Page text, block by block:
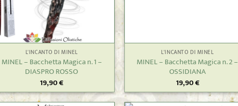
+
L'INCANTO DI MINEL
MINEL – Bacchetta Magica n. 1 –
DIASPRO ROSSO
19,90€
L'INCANTO DI MINEL
MINEL – Bacchetta Magica n. 2 –
OSSIDIANA
19,90€